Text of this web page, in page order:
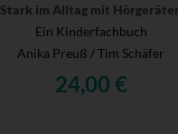
Stark im Alltag mit
Ein Kinderfachbuch
Anika Preuß / Tim Schäfer
24,00 €